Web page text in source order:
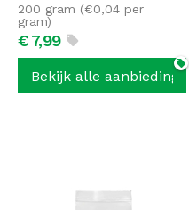
€7,99
200 gram (€0,04 per
gram)
Bekijk alle aanbiedingen